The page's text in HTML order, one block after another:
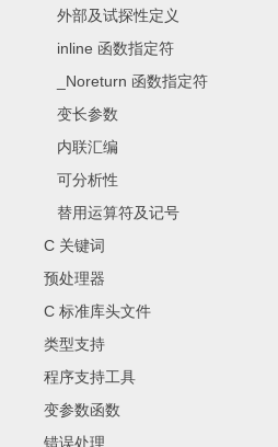
外部及试探性定义
inline 函数指定符
_Noreturn 函数指定符
变长参数
内联汇编
可分析性
替用运算符及记号
C 关键词
预处理器
C 标准库头文件
类型支持
程序支持工具
变参数函数
错误处理